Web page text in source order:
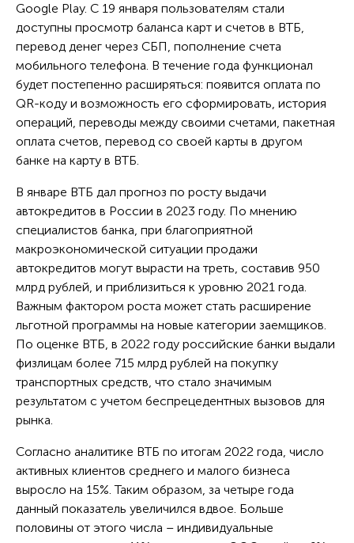
Google Play. С 19 января пользователям стали
доступны просмотр баланса карт и счетов в ВТБ,
перевод денег через СБП, пополнение счета
мобильного телефона. В течение года функционал
будет постепенно расширяться: появится оплата по
QR-коду и возможность его сформировать, история
операций, переводы между своими счетами, пакетная
оплата счетов, перевод со своей карты в другом
банке на карту в ВТБ.
В январе ВТБ дал прогноз по росту выдачи
автокредитов в России в 2023 году. По мнению
специалистов банка, при благоприятной
макроэкономической ситуации продажи
автокредитов могут вырасти на треть, составив 950
млрд рублей, и приблизиться к уровню 2021 года.
Важным фактором роста может стать расширение
льготной программы на новые категории заемщиков.
По оценке ВТБ, в 2022 году российские банки выдали
физлицам более 715 млрд рублей на покупку
транспортных средств, что стало значимым
результатом с учетом беспрецедентных вызовов для
рынка.
Согласно аналитике ВТБ по итогам 2022 года, число
активных клиентов среднего и малого бизнеса
выросло на 15%. Таким образом, за четыре года
данный показатель увеличился вдвое. Больше
половины от этого числа – индивидуальные